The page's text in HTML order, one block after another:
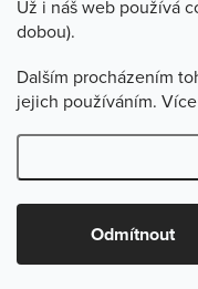
Už i náš web používá
dobou).
Dalším procházením
jejich používáním.
Odmítnout
Informace pro vás
Copyright 2026Dmania.